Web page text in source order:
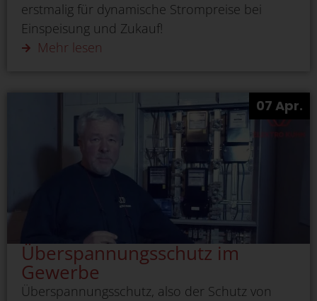
erstmalig für dynamische Strompreise bei
Einspeisung und Zukauf!
Mehr lesen
07 Apr.
Überspannungsschutz im
Gewerbe
Überspannungsschutz, also der Schutz von